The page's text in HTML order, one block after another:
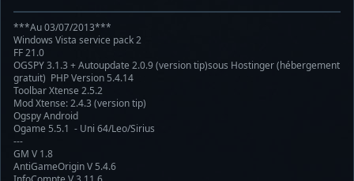
***Au 03/07/2013***
Windows Vista service pack 2
FF 21.0
OGSPY 3.1.3 + Autoupdate 2.0.9 (version tip)sous Hostinger (hébergement
gratuit) PHP Version 5.4.14
Toolbar Xtense 2.5.2
Mod Xtense: 2.4.3 (version tip)
Ogspy Android
Ogame 5.5.1 - Uni 64/Leo/Sirius
---
GM V 1.8
AntiGameOrigin V 5.4.6